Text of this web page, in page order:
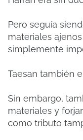
Pero seguía
materiales
simplemente
Taesan también
Sin embargo,
materiales y
como tributo